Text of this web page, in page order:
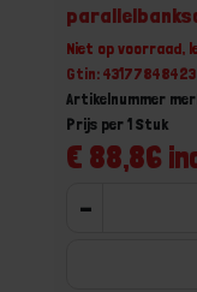
Niet op voorraad,
Gtin:
Artikelnummer
€ 88,86
Prijs per 1 Stuk
-